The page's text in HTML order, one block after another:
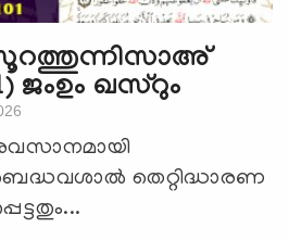
ജംഉം ഖസ്റും
തെറ്റിദ്ധാരണ